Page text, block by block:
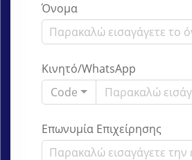
Όνομα
Κινητό/WhatsApp
Code
Επωνυμία Επιχείρησης